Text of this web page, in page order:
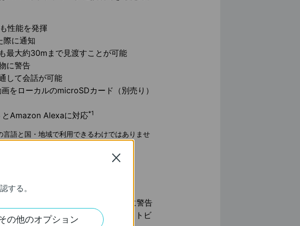
性能を発揮
際に通知
最大約30mまで見渡すことが可能
に警告
して会話が可能
をローカルのmicroSDカード（別売り）
Amazon Alexaに対応*1
語と国・地域で利用できるわけではありませ
水性を備え、ライトと音で不審者に警告
30m先まで捉えることができるナイトビ
する。
の他のオプション
Close